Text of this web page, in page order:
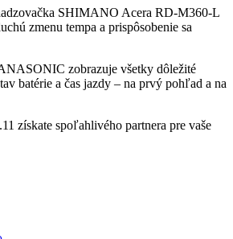
SHIMANO Acera RD-M360-L
zmenu tempa a prispôsobenie sa
zobrazuje všetky dôležité
batérie a čas jazdy – na prvý pohľad a na
získate spoľahlivého partnera pre vaše